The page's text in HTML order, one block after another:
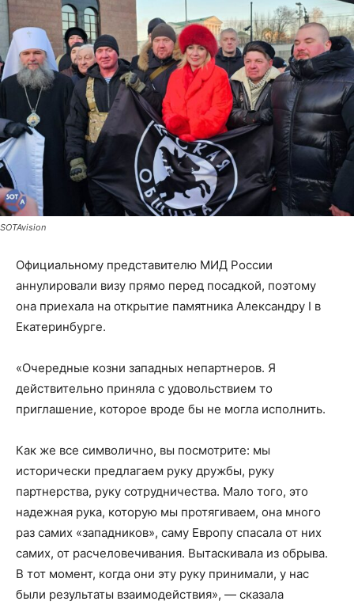
SOTAvision
Официальному представителю МИД России
аннулировали визу прямо перед посадкой, поэтому
она приехала на открытие памятника Александру I в
Екатеринбурге.
«Очередные козни западных непартнеров. Я
действительно приняла с удовольствием то
приглашение, которое вроде бы не могла исполнить.
Как же все символично, вы посмотрите: мы
исторически предлагаем руку дружбы, руку
партнерства, руку сотрудничества. Мало того, это
надежная рука, которую мы протягиваем, она много
раз самих «западников», саму Европу спасала от них
самих, от расчеловечивания. Вытаскивала из обрыва.
В тот момент, когда они эту руку принимали, у нас
были результаты взаимодействия», — сказала